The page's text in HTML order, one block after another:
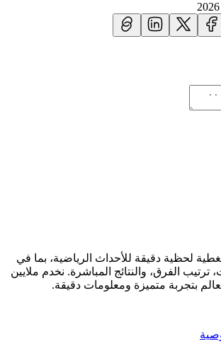
لحظية دقيقة للأحداث الرياضية، بما في
ترتيب الفرق، والنتائج المباشرة. نخدم ملايين
بتجربة متميزة ومعلومات دقيقة.